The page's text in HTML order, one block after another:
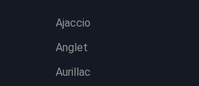
Ajaccio
Anglet
Aurillac